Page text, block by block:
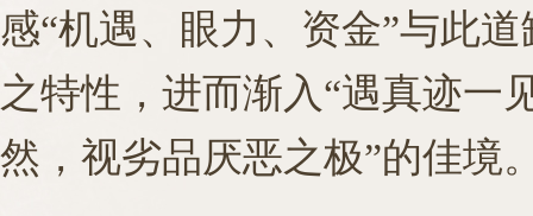
感“机遇、眼力、资金”与此
之特性，进而渐入“遇真迹一
然，视劣品厌恶之极”的佳境